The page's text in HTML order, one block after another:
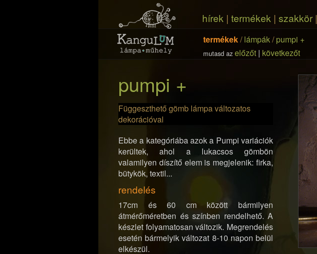
hírek | termékek | szakkör|
termékek/lámpák/pumpi +
mutasd az előzőt | következőt
pumpi +
Függeszthető gömb lámpa változatos
dekorációval
Ebbe a kategóriába azok a Pumpi variációk
kerültek, ahol a lukacsos gömbön
valamilyen díszítő elem is megjelenik: firka,
bütykök, textil...
rendelés
17cm és 60 cm között bármilyen
átmérőméretben és színben rendelhető. A
készlet folyamatosan változik. Megrendelés
esetén bármelyik változat 8-10 napon belül
elkészül.